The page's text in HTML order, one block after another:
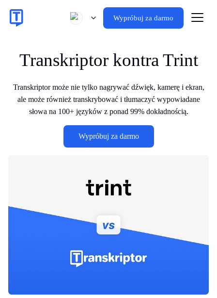
Wypróbuj za darmo
Transkriptor kontra Trint
Transkriptor może nie tylko nagrywać dźwięk, kamerę i ekran,
ale może również transkrybować i tłumaczyć wypowiadane
słowa na 100+ języków z ponad 99% dokładnością.
Wypróbuj za darmo